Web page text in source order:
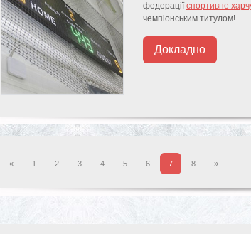
федераціїспортивне
чемпіонським титулом!
Докладно
« 1 2 3 4 5 6 7 8 »